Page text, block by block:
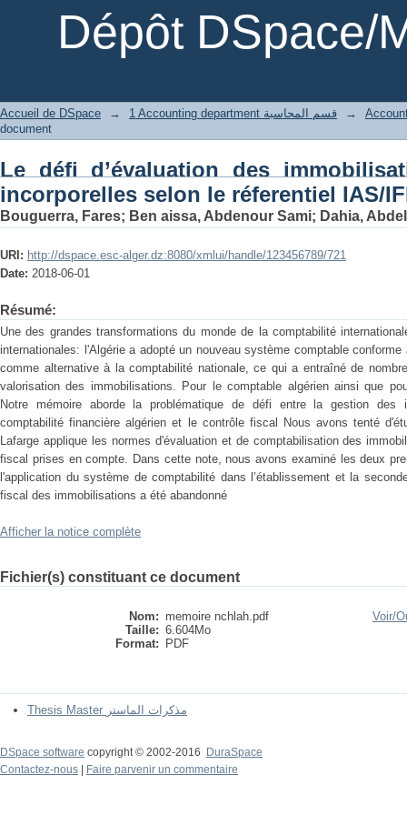
Dépôt DSpace/
Accueil de DSpace → 1 Accounting department قسم المحاسبة
→
document
Le défi d’évaluation des
incorporelles selon le réferentiel IAS/
Bouguerra, Fares; Ben aissa, Abdenour Sami; Dahia,
URI: http://dspace.esc-alger.dz:8080/xmlui/handle/123456789/721
Date: 2018-06-01
Résumé:
Une des grandes transformations du monde de la comptabilité
internationales: l'Algérie a adopté un nouveau système comptable
comme alternative à la comptabilité nationale, ce qui a entraîné de
valorisation des immobilisations. Pour le comptable algérien ainsi que
Notre mémoire aborde la problématique de défi entre la gestion des
comptabilité financière algérien et le contrôle fiscal Nous avons tenté
Lafarge applique les normes d'évaluation et de comptabilisation des
fiscal prises en compte. Dans cette note, nous avons examiné les deux
l'application du système de comptabilité dans l’établissement et la
fiscal des immobilisations a été abandonné
Afficher la notice complète
Fichier(s) constituant ce document
Nom: memoire nchlah.pdf
Taille: 6.604Mo
Format:
PDF
Voir/
Thesis Master مذكرات الماستر
DSpace software copyright © 2002-2016
DuraSpace
Contactez-nous
Faire parvenir un commentaire